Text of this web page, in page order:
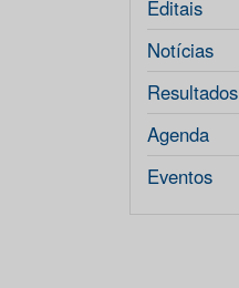
Editais
Notícias
Resultados
Agenda
Eventos